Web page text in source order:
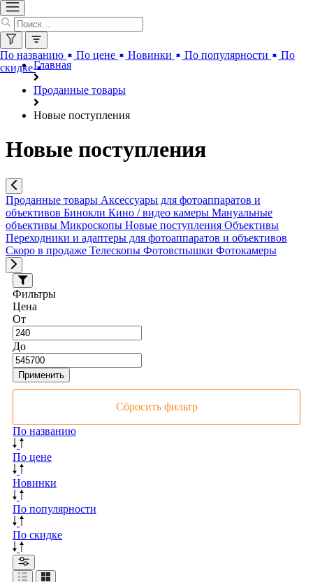
Главная
Проданные товары
Новые поступления
По названию По цене Новинки По популярности
По
скидке
Новые поступления
Проданные товары Аксессуары для фотоаппаратов и
объективов Бинокли Кино / видео камеры Мануальные
объективы Микроскопы Новые поступления Объективы
Переходники и адаптеры для фотоаппаратов и объективов
Скоро в продаже Телескопы Фотовспышки Фотокамеры
Фильтры
Цена
От
До
Применить
Сбросить фильтр
По названию
По цене
Новинки
По популярности
По скидке